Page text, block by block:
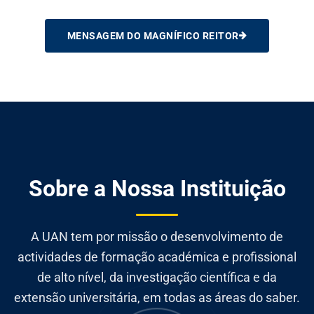
MENSAGEM DO MAGNÍFICO REITOR
Sobre a Nossa Instituição
A UAN tem por missão o desenvolvimento de
actividades de formação académica e profissional
de alto nível, da investigação científica e da
extensão universitária, em todas as áreas do saber.